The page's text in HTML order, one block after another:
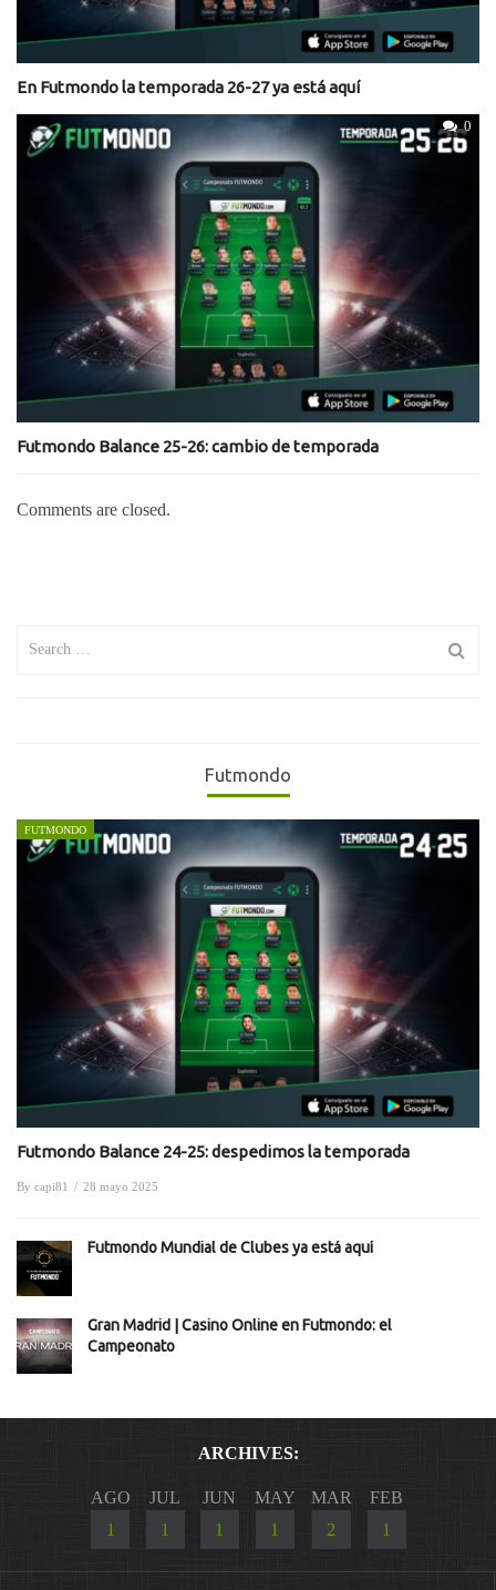
En Futmondo la temporada 26-27 ya está aquí
0
Futmondo Balance 25-26: cambio de temporada
Comments are closed.
Futmondo
FUTMONDO
Futmondo Balance 24-25: despedimos la temporada
By capi81 / 28 mayo 2025
Futmondo Mundial de Clubes ya está aquí
Gran Madrid | Casino Online en Futmondo: el
Campeonato
ARCHIVES:
AGO
1
JUL
1
JUN
1
MAY
1
MAR
2
FEB
1